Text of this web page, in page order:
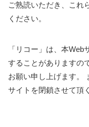
ご熟読いただき、これ
ください。
「リコー」は、本
することがありますの
お願い申し上げます。
サイトを閉鎖させて頂